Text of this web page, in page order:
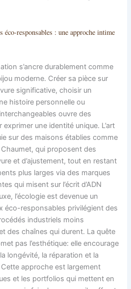
éco-responsables : une approche intime
s’ancre durablement comme
moderne. Créer sa pièce sur
significative, choisir un
histoire personnelle ou
ouvre des
une identité unique. L’art
sur des maisons établies comme
qui proposent des
et d’ajustement, tout en restant
plus larges via des marques
qui misent sur l’écrit d’ADN
l’écologie est devenue un
éco-responsables privilégient des
industriels moins
des chaînes qui durent. La quête
pas l’esthétique: elle encourage
longévité, la réparation et la
approche est largement
et les portfolios qui mettent en